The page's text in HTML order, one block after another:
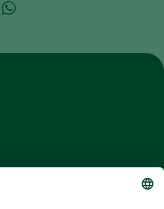
laatste nieuws en